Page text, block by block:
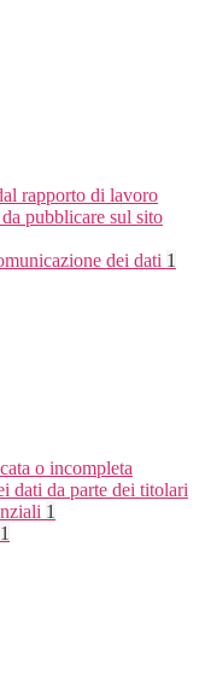
rapporto di lavoro
pubblicare sul sito
dei dati 1
o incompleta
dati da parte dei titolari
1
1